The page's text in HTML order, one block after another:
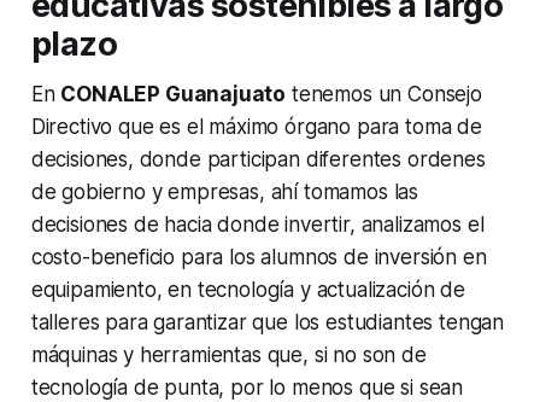
plazo
En CONALEP Guanajuato tenemos un Consejo
Directivo que es el máximo órgano para toma de
decisiones, donde participan diferentes ordenes
de gobierno y empresas, ahí tomamos las
decisiones de hacia donde invertir, analizamos el
costo-beneficio para los alumnos de inversión en
equipamiento, en tecnología y actualización de
talleres para garantizar que los estudiantes tengan
máquinas y herramientas que, si no son de
tecnología de punta, por lo menos que si sean